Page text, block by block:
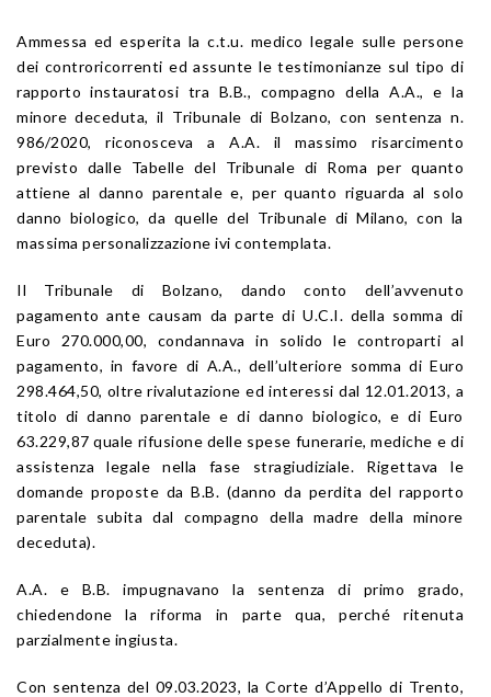
Ammessa ed esperita la c.t.u. medico legale sulle persone
dei controricorrenti ed assunte le testimonianze sul tipo di
rapporto instauratosi tra B.B., compagno della A.A., e la
minore deceduta, il Tribunale di Bolzano, con sentenza n.
986/2020, riconosceva a A.A. il massimo risarcimento
previsto dalle Tabelle del Tribunale di Roma per quanto
attiene al danno parentale e, per quanto riguarda al solo
danno biologico, da quelle del Tribunale di Milano, con la
massima personalizzazione ivi contemplata.
Il Tribunale di Bolzano, dando conto dell’avvenuto
pagamento ante causam da parte di U.C.I. della somma di
Euro 270.000,00, condannava in solido le controparti al
pagamento, in favore di A.A., dell’ulteriore somma di Euro
298.464,50, oltre rivalutazione ed interessi dal 12.01.2013, a
titolo di danno parentale e di danno biologico, e di Euro
63.229,87 quale rifusione delle spese funerarie, mediche e di
assistenza legale nella fase stragiudiziale. Rigettava le
domande proposte da B.B. (danno da perdita del rapporto
parentale subita dal compagno della madre della minore
deceduta).
A.A. e B.B. impugnavano la sentenza di primo grado,
chiedendone la riforma in parte qua, perché ritenuta
parzialmente ingiusta.
Con sentenza del 09.03.2023, la Corte d’Appello di Trento,